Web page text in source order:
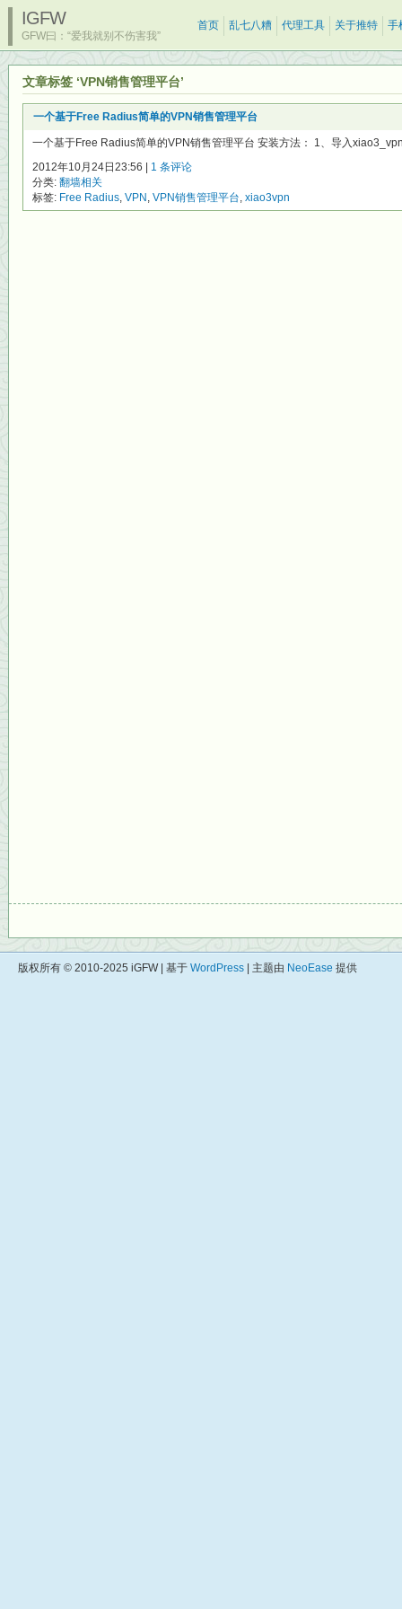
IGFW
GFW曰：“爱我就别不伤害我”
首页 乱七八糟 代理工具 关于推特 手
文章标签 ‘VPN销售管理平台’
一个基于Free Radius简单的VPN销售管理平台
一个基于Free Radius简单的VPN销售管理平台 安装方法： 1、导入
2012年10月24日23:56 | 1 条评论
分类: 翻墙相关
标签: Free Radius, VPN , VPN销售管理平台, xiao3vpn
版权所有 © 2010-2025 iGFW | 基于 WordPress | 主题由 NeoEase 提供